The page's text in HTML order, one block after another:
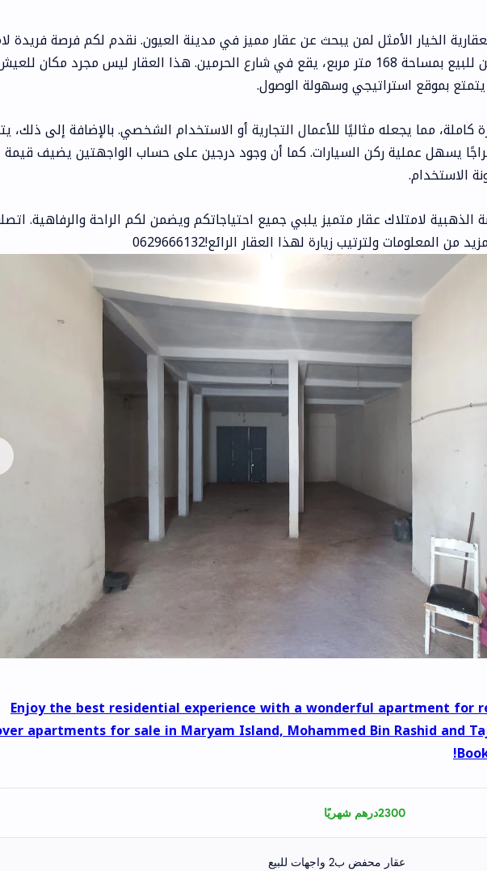
الخيار الأمثل لمن يبحث عن عقار مميز في مدينة العيون. نقدم لكم فرصة فريدة
عقار محفظ بواجهتين للبيع بمساحة 168 متر مربع، يقع في شارع الحرمين. هذا العقار ليس مجرد مكان
بموقع استراتيجي وسهولة الوصول.
كاملة، مما يجعله مثاليًا للأعمال التجارية أو الاستخدام الشخصي. بالإضافة إلى ذلك،
يسهل عملية ركن السيارات. كما أن وجود درجين على حساب الواجهتين يضيف قيمة
الاستخدام.
الذهبية لامتلاك عقار متميز يلبي جميع احتياجاتكم ويضمن لكم الراحة والرفاهية.
المعلومات ولترتيب زيارة لهذا العقار الرائع!0629666132
Enjoy the best residential experience with a wonderful apartment for
apartments for sale in Maryam Island, Mohammed Bin Rashid and
2300درهم شهريًا
عقار محفض ب2 واجهات للبيع